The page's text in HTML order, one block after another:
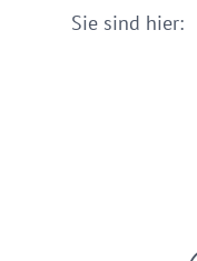
Sie sind hier: